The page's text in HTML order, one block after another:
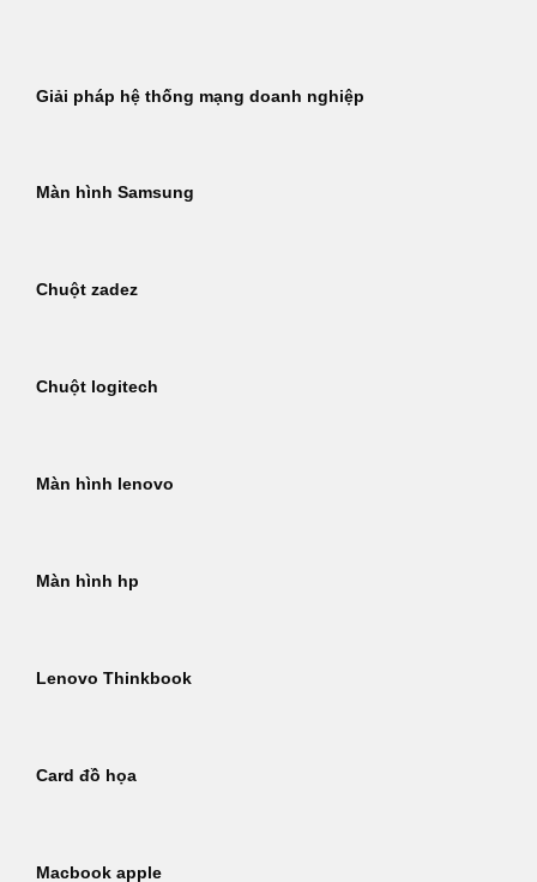
dungGiải pháp hệ thống mạng doanh nghiệp
Màn hình Samsung
Chuột zadez
Chuột logitech
Màn hình lenovo
Màn hình hp
Lenovo Thinkbook
Card đồ họa
Macbook apple